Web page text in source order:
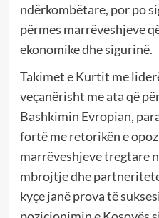
ndërkombëtare, por po
përmes marrëveshjeve
ekonomike dhe sigurinë.
Takimet e Kurtit me
veçanërisht me ata që
Bashkimin Evropian,
fortë me retorikën e
marrëveshjeve tregtare
mbrojtje dhe
kyçe janë prova të